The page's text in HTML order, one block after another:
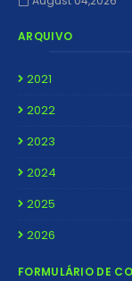
ARQUIVO
2021
2022
2023
2024
2025
2026
FORMULÁRIO DE